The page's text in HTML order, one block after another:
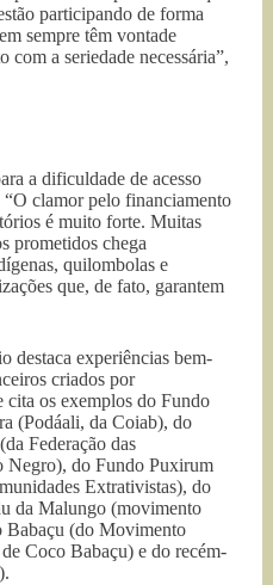
participando de forma
sempre têm vontade
com a seriedade necessária”,
a dificuldade de acesso
clamor pelo financiamento
é muito forte. Muitas
prometidos chega
quilombolas e
que, de fato, garantem
destaca experiências bem-
criados por
cita os exemplos do Fundo
(Podáali, da Coiab), do
Federação das
Negro), do Fundo Puxirum
Extrativistas), do
da Malungo (movimento
Babaçu (do Movimento
Coco Babaçu) e do recém-